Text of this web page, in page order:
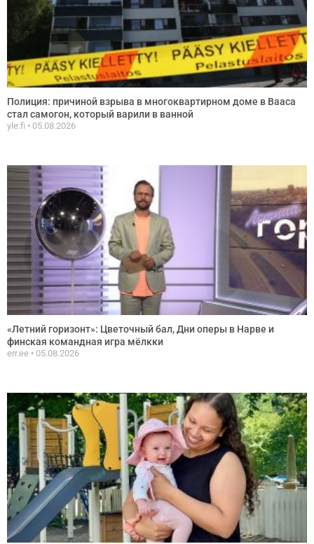
Полиция: причиной взрыва в многоквартирном доме в Вааса
стал самогон, который варили в ванной
yle.fi 05.08.2026
«Летний горизонт»: Цветочный бал, Дни оперы в Нарве и
финская командная игра мёлкки
err.ee 05.08.2026